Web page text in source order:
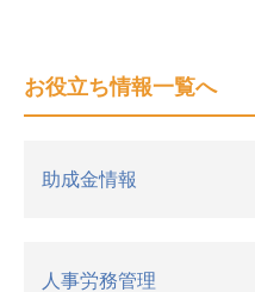
お役立ち情報一覧へ
助成金情報
人事労務管理